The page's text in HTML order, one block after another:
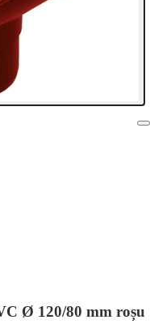
Ø 120/80 mm roșu